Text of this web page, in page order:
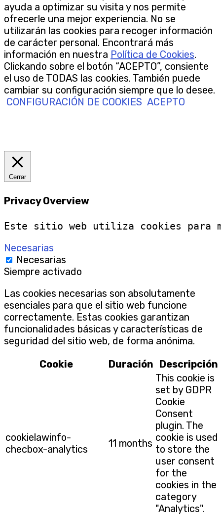
ayuda a optimizar su visita y nos permite
ofrecerle una mejor experiencia. No se
utilizarán las cookies para recoger información
de carácter personal. Encontrará más
información en nuestra Política de Cookies.
Clickando sobre el botón “ACEPTO”, consiente
el uso de TODAS las cookies. También puede
cambiar su configuración siempre que lo desee.
CONFIGURACIÓN DE COOKIES ACEPTO
Cerrar
Privacy Overview
Este sitio web utiliza cookies para
Necesarias
Necesarias
Siempre activado
Las cookies necesarias son absolutamente
esenciales para que el sitio web funcione
correctamente. Estas cookies garantizan
funcionalidades básicas y características de
seguridad del sitio web, de forma anónima.
Cookie
Duración Descripción
cookielawinfo-
checbox-analytics
11 months
This cookie is
set by GDPR
Cookie
Consent
plugin. The
cookie is used
to store the
user consent
for the
cookies in the
category
"Analytics".